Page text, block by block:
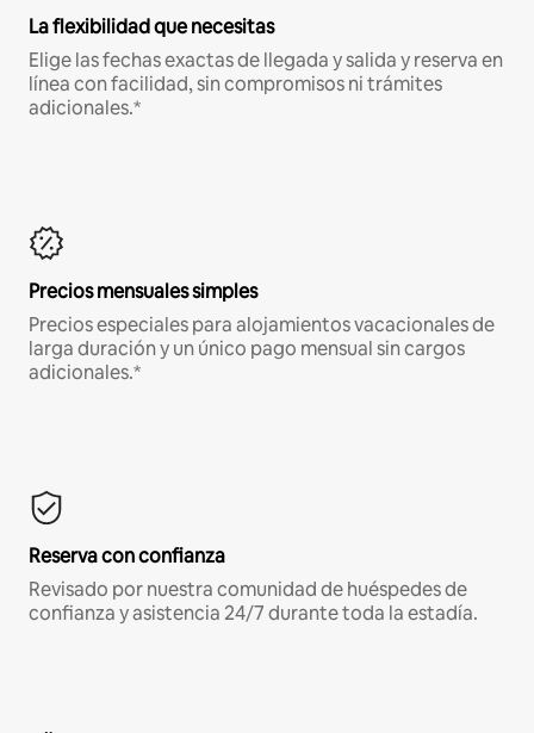
La flexibilidad que necesitas
Elige las fechas exactas de llegada y salida y reserva en
línea con facilidad, sin compromisos ni trámites
adicionales.*
Precios mensuales simples
Precios especiales para alojamientos vacacionales de
larga duración y un único pago mensual sin cargos
adicionales.*
Reserva con confianza
Revisado por nuestra comunidad de huéspedes de
confianza y asistencia 24/7 durante toda la estadía.